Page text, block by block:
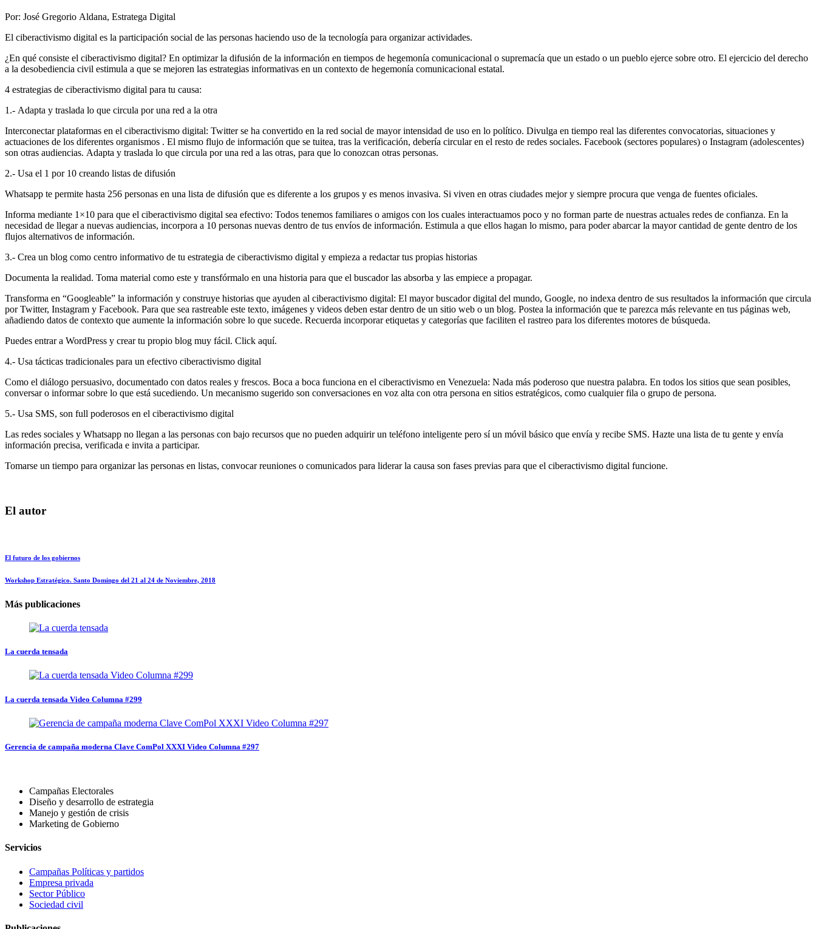
Por: José Gregorio Aldana, Estratega Digital
El ciberactivismo digital es la participación social de las personas haciendo uso de la tecnología para organizar actividades.
¿En qué consiste el ciberactivismo digital? En optimizar la difusión de la información en tiempos de hegemonía comunicacional o supremacía que un estado o un pueblo ejerce sobre otro. El ejercicio del derecho
a la desobediencia civil estimula a que se mejoren las estrategias informativas en un contexto de hegemonía comunicacional estatal.
4 estrategias de ciberactivismo digital para tu causa:
1.- Adapta y traslada lo que circula por una red a la otra
Interconectar plataformas en el ciberactivismo digital: Twitter se ha convertido en la red social de mayor intensidad de uso en lo político. Divulga en tiempo real las diferentes convocatorias, situaciones y
actuaciones de los diferentes organismos . El mismo flujo de información que se tuitea, tras la verificación, debería circular en el resto de redes sociales. Facebook (sectores populares) o Instagram (adolescentes)
son otras audiencias. Adapta y traslada lo que circula por una red a las otras, para que lo conozcan otras personas.
2.- Usa el 1 por 10 creando listas de difusión
Whatsapp te permite hasta 256 personas en una lista de difusión que es diferente a los grupos y es menos invasiva. Si viven en otras ciudades mejor y siempre procura que venga de fuentes oficiales.
Informa mediante 1×10 para que el ciberactivismo digital sea efectivo: Todos tenemos familiares o amigos con los cuales interactuamos poco y no forman parte de nuestras actuales redes de confianza. En la
necesidad de llegar a nuevas audiencias, incorpora a 10 personas nuevas dentro de tus envíos de información. Estimula a que ellos hagan lo mismo, para poder abarcar la mayor cantidad de gente dentro de los
flujos alternativos de información.
3.- Crea un blog como centro informativo de tu estrategia de ciberactivismo digital y empieza a redactar tus propias historias
Documenta la realidad. Toma material como este y transfórmalo en una historia para que el buscador las absorba y las empiece a propagar.
Transforma en “Googleable” la información y construye historias que ayuden al ciberactivismo digital: El mayor buscador digital del mundo, Google, no indexa dentro de sus resultados la información que circula
por Twitter, Instagram y Facebook. Para que sea rastreable este texto, imágenes y videos deben estar dentro de un sitio web o un blog. Postea la información que te parezca más relevante en tus páginas web,
añadiendo datos de contexto que aumente la información sobre lo que sucede. Recuerda incorporar etiquetas y categorías que faciliten el rastreo para los diferentes motores de búsqueda.
Puedes entrar a WordPress y crear tu propio blog muy fácil. Click aquí.
4.- Usa tácticas tradicionales para un efectivo ciberactivismo digital
Como el diálogo persuasivo, documentado con datos reales y frescos. Boca a boca funciona en el ciberactivismo en Venezuela: Nada más poderoso que nuestra palabra. En todos los sitios que sean posibles,
conversar o informar sobre lo que está sucediendo. Un mecanismo sugerido son conversaciones en voz alta con otra persona en sitios estratégicos, como cualquier fila o grupo de persona.
5.- Usa SMS, son full poderosos en el ciberactivismo digital
Las redes sociales y Whatsapp no llegan a las personas con bajo recursos que no pueden adquirir un teléfono inteligente pero sí un móvil básico que envía y recibe SMS. Hazte una lista de tu gente y envía
información precisa, verificada e invita a participar.
Tomarse un tiempo para organizar las personas en listas, convocar reuniones o comunicados para liderar la causa son fases previas para que el ciberactivismo digital funcione.
El autor
El futuro de los gobiernos
Workshop Estratégico. Santo Domingo del 21 al 24 de Noviembre, 2018
Más publicaciones
La cuerda tensada
La cuerda tensada Video Columna #299
Gerencia de campaña moderna Clave ComPol XXXI Video Columna #297
Campañas Electorales
Diseño y desarrollo de estrategia
Manejo y gestión de crisis
Marketing de Gobierno
Servicios
Campañas Políticas y partidos
Empresa privada
Sector Público
Sociedad civil